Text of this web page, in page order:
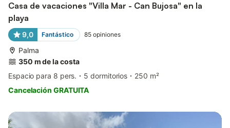
Casa de vacaciones "Villa Mar - Can Bujosa" en la
playa
9,0 Fantástico 85 opiniones
Palma
350 m de la costa
Espacio para 8 pers.
5 dormitorios
250 m²
Cancelación GRATUITA